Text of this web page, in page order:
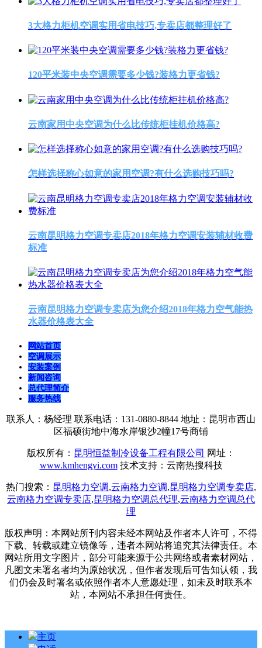
3大格力柜机空调实用省电技巧,专卖店都整理好了
120平米装中央空调需要多少钱?装格力更省钱?
云南家用中央空调为什么比传统柜挂机价格高?
怎样选择称心如意的家用空调?有什么选购技巧吗?
云南昆明格力空调专卖店2018年格力空调安装辅材收费
标准
云南昆明格力空调专卖店为您介绍2018年格力空气能热
水器价格表大全
网站首页
空调展示
安装案例
新闻咨询
总代理简介
服务热线
联系人：杨经理 联系电话：131-0880-8844 地址：昆明市西山
区福硕街地中海水岸银沙2幢17号商铺
版权所有： 昆明恒益制冷设备工程有限公司 网址：
www.kmhengyi.com技术支持：云南热搜科技
热门搜索： 昆明格力空调,云南格力空调,昆明格力空调专卖店,
云南格力空调专卖店,昆明格力空调总代理,云南格力空调总代
理
版权声明：本网站所刊内容未经本网站及作者本人许可，不得
下载、转载或建立镜像等，违者本网站将追究其法律责任。本
网站所用文字图片，部分可能来源于公共网络或者素材网站，
凡图文未署名者均为原始状况，但作者发现后可告知认领，我
们仍会及时署名或依照作者本人意愿处理，如未及时联系本
站，本网站不承担任何责任。
主页